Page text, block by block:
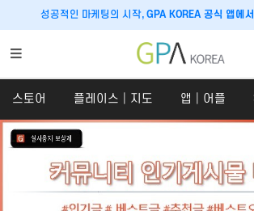
성공적인 마케팅의 시작, GPA KOREA 공식 앱에
스토어 플레이스│지도 앱│어플